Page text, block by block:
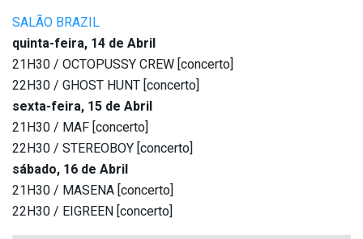
SALÃO BRAZIL
quinta-feira, 14 de Abril
21H30 / OCTOPUSSY CREW [concerto]
22H30 / GHOST HUNT [concerto]
sexta-feira, 15 de Abril
21H30 / MAF [concerto]
22H30 / STEREOBOY [concerto]
sábado, 16 de Abril
21H30 / MASENA [concerto]
22H30 / EIGREEN [concerto]